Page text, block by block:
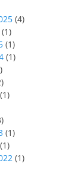
(4)
(1)
(1)
(1)
(1)
(1)
(1)
(1)